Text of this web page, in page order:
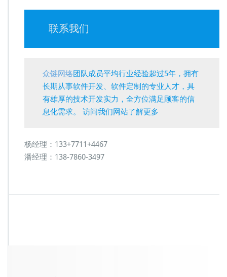
联系我们
众链网络团队成员平均行业经验超过5年，拥有
长期从事软件开发、软件定制的专业人才，具
有雄厚的技术开发实力，全方位满足顾客的信
息化需求。 访问我们网站了解更多
杨经理：133+7711+4467
潘经理：138-7860-3497